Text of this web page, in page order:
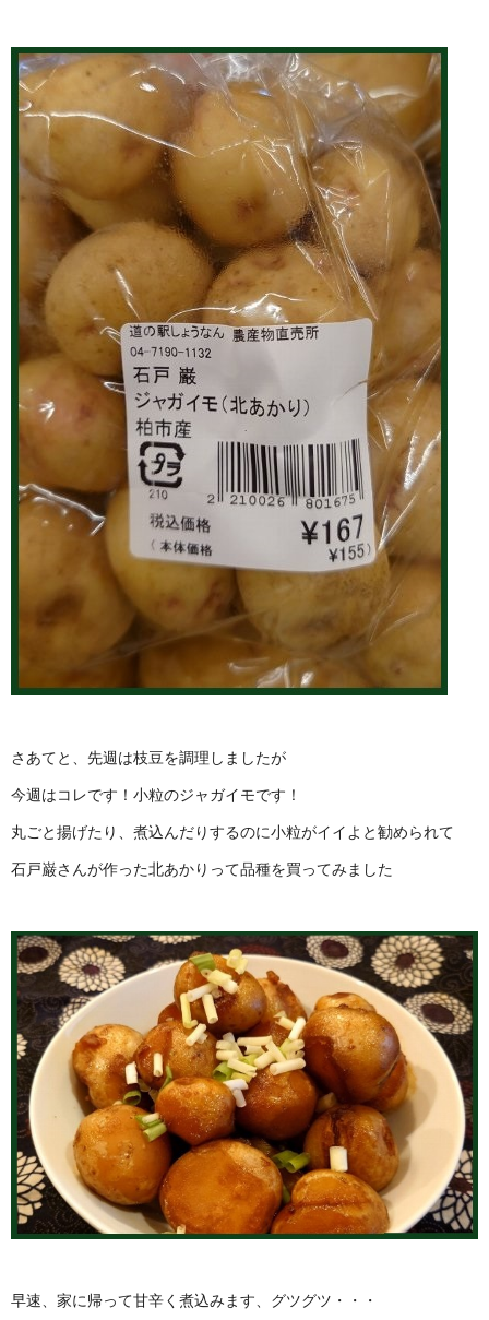
さあてと、先週は枝豆を調理しましたが
今週はコレです！小粒のジャガイモです！
丸ごと揚げたり、煮込んだりするのに小粒がイイよと勧められて
石戸巌さんが作った北あかりって品種を買ってみました
早速、家に帰って甘辛く煮込みます、グツグツ・・・